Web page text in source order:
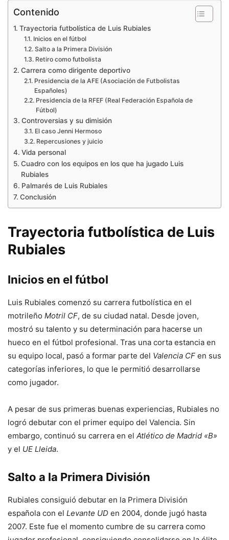
Contenido
Trayectoria futbolística de Luis Rubiales
Inicios en el fútbol
Salto a la Primera División
Retiro como futbolista
Carrera como dirigente deportivo
Presidencia de la AFE (Asociación de Futbolistas
Españoles)
Presidencia de la RFEF (Real Federación Española de
Fútbol)
Controversias y su dimisión
El caso Jenni Hermoso
Repercusiones y juicio
Vida personal
Cuadro con los equipos en los que ha jugado Luis
Rubiales
Palmarés de Luis Rubiales
Conclusión
Trayectoria futbolística de Luis
Rubiales
Inicios en el fútbol
Luis Rubiales comenzó su carrera futbolística en el
motrileño Motril CF, de su ciudad natal. Desde joven,
mostró su talento y su determinación para hacerse un
hueco en el fútbol profesional. Tras una corta estancia en
su equipo local, pasó a formar parte del Valencia CF en sus
categorías inferiores, lo que le permitió desarrollarse
como jugador.
A pesar de sus primeras buenas experiencias, Rubiales no
logró debutar con el primer equipo del Valencia. Sin
embargo, continuó su carrera en el Atlético de Madrid «B»
y el UE Lleida.
Salto a la Primera División
Rubiales consiguió debutar en la Primera División
española con el Levante UD en 2004, donde jugó hasta
2007. Este fue el momento cumbre de su carrera como